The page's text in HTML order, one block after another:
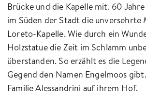
Brücke und die Kapelle mit. 60
im Süden der Stadt die unversehrte
Loreto-Kapelle. Wie durch ein
Holzstatue die Zeit im Schlamm
überstanden. So erzählt es die
Gegend den Namen Engelmoos
Familie Alessandrini auf ihrem Hof.